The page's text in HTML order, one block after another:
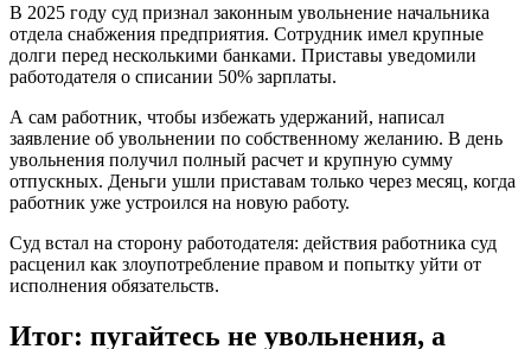
В 2025 году суд признал законным увольнение начальника
отдела снабжения предприятия. Сотрудник имел крупные
долги перед несколькими банками. Приставы уведомили
работодателя о списании 50% зарплаты.
А сам работник, чтобы избежать удержаний, написал
заявление об увольнении по собственному желанию. В день
увольнения получил полный расчет и крупную сумму
отпускных. Деньги ушли приставам только через месяц, когда
работник уже устроился на новую работу.
Суд встал на сторону работодателя: действия работника суд
расценил как злоупотребление правом и попытку уйти от
исполнения обязательств.
Итог: пугайтесь не увольнения, а